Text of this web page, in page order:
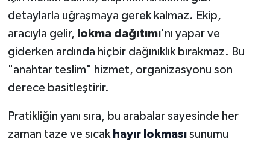
detaylarla uğraşmaya gerek kalmaz. Ekip,
aracıyla gelir, lokma dağıtımı'nı yapar ve
giderken ardında hiçbir dağınıklık bırakmaz. Bu
"anahtar teslim" hizmet, organizasyonu son
derece basitleştirir.
Pratikliğin yanı sıra, bu arabalar sayesinde her
zaman taze ve sıcak hayır lokmasısunumu